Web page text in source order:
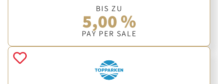
BIS ZU
5,00 %
PAY PER SALE